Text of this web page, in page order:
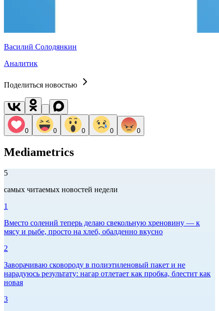
Василий Солодянкин
Аналитик
Поделиться новостью
0 0 0 0 0
Mediametrics
5
самых читаемых новостей недели
1
Вместо солений теперь делаю свекольную хреновину — к
мясу и рыбе, просто на хлеб, обалденно вкусно
2
Заворачиваю сковороду в полиэтиленовый пакет и не
нарадуюсь результату: нагар отлетает как пробка, блестит как
новая
3